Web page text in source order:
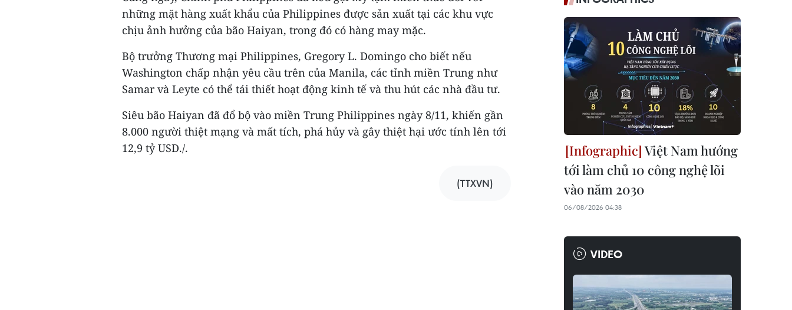
những mặt hàng xuất khẩu của Philippines được sản xuất tại các khu vực
chịu ảnh hưởng của bão Haiyan, trong đó có hàng may mặc.
Bộ trưởng Thương mại Philippines, Gregory L. Domingo cho biết nếu
Washington chấp nhận yêu cầu trên của Manila, các tỉnh miền Trung như
Samar và Leyte có thể tái thiết hoạt động kinh tế và thu hút các nhà đầu tư.
Siêu bão Haiyan đã đổ bộ vào miền Trung Philippines ngày 8/11, khiến gần
8.000 người thiệt mạng và mất tích, phá hủy và gây thiệt hại ước tính lên tới
12,9 tỷ USD./.
(TTXVN)
Việt Nam hướng
tới làm chủ 10 công nghệ lõi
vào năm 2030
06/08/2026 04:38
VIDEO